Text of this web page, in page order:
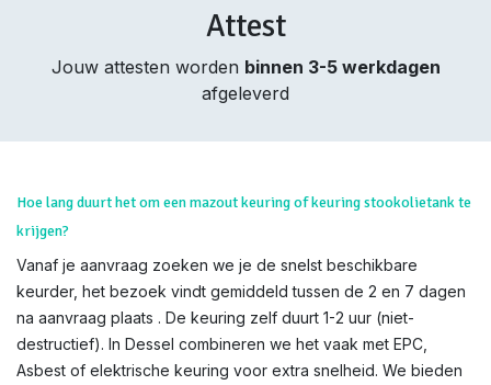
Attest
Jouw attesten worden binnen 3-5 werkdagen
afgeleverd
Hoe lang duurt het om een mazout keuring of keuring stookolietank te
krijgen?
Vanaf je aanvraag zoeken we je de snelst beschikbare
keurder, het bezoek vindt gemiddeld tussen de 2 en 7 dagen
na aanvraag plaats . De keuring zelf duurt 1-2 uur (niet-
destructief). In Dessel combineren we het vaak met EPC,
Asbest of elektrische keuring voor extra snelheid. We bieden